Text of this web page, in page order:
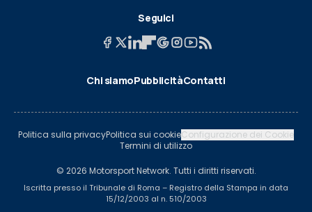
Seguici
Chi siamoPubblicitàContatti
Politica sulla privacyPolitica sui cookieConfigurazione dei Cookie
Termini di utilizzo
© 2026 Motorsport Network. Tutti i diritti riservati.
Iscritta presso il Tribunale di Roma – Registro della Stampa in data
15/12/2003 al n. 510/2003